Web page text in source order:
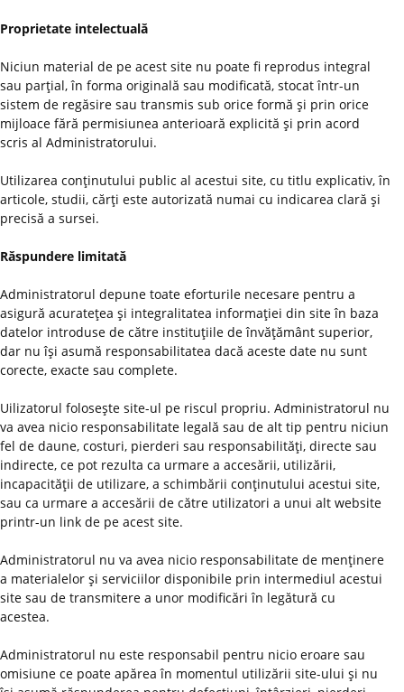
Proprietate intelectuală
Niciun material de pe acest site nu poate fi reprodus integral
sau parţial, în forma originală sau modificată, stocat într-un
sistem de regăsire sau transmis sub orice formă şi prin orice
mijloace fără permisiunea anterioară explicită şi prin acord
scris al Administratorului.
Utilizarea conţinutului public al acestui site, cu titlu explicativ, în
articole, studii, cărţi este autorizată numai cu indicarea clară şi
precisă a sursei.
Răspundere limitată
Administratorul depune toate eforturile necesare pentru a
asigură acurateţea şi integralitatea informaţiei din site în baza
datelor introduse de către instituţiile de învăţământ superior,
dar nu îşi asumă responsabilitatea dacă aceste date nu sunt
corecte, exacte sau complete.
Uilizatorul foloseşte site-ul pe riscul propriu. Administratorul nu
va avea nicio responsabilitate legală sau de alt tip pentru niciun
fel de daune, costuri, pierderi sau responsabilităţi, directe sau
indirecte, ce pot rezulta ca urmare a accesării, utilizării,
incapacităţii de utilizare, a schimbării conţinutului acestui site,
sau ca urmare a accesării de către utilizatori a unui alt website
printr-un link de pe acest site.
Administratorul nu va avea nicio responsabilitate de menţinere
a materialelor şi serviciilor disponibile prin intermediul acestui
site sau de transmitere a unor modificări în legătură cu
acestea.
Administratorul nu este responsabil pentru nicio eroare sau
omisiune ce poate apărea în momentul utilizării site-ului şi nu